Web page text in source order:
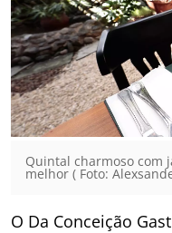
Quintal charmoso com
melhor ( Foto:
O Da Conceição